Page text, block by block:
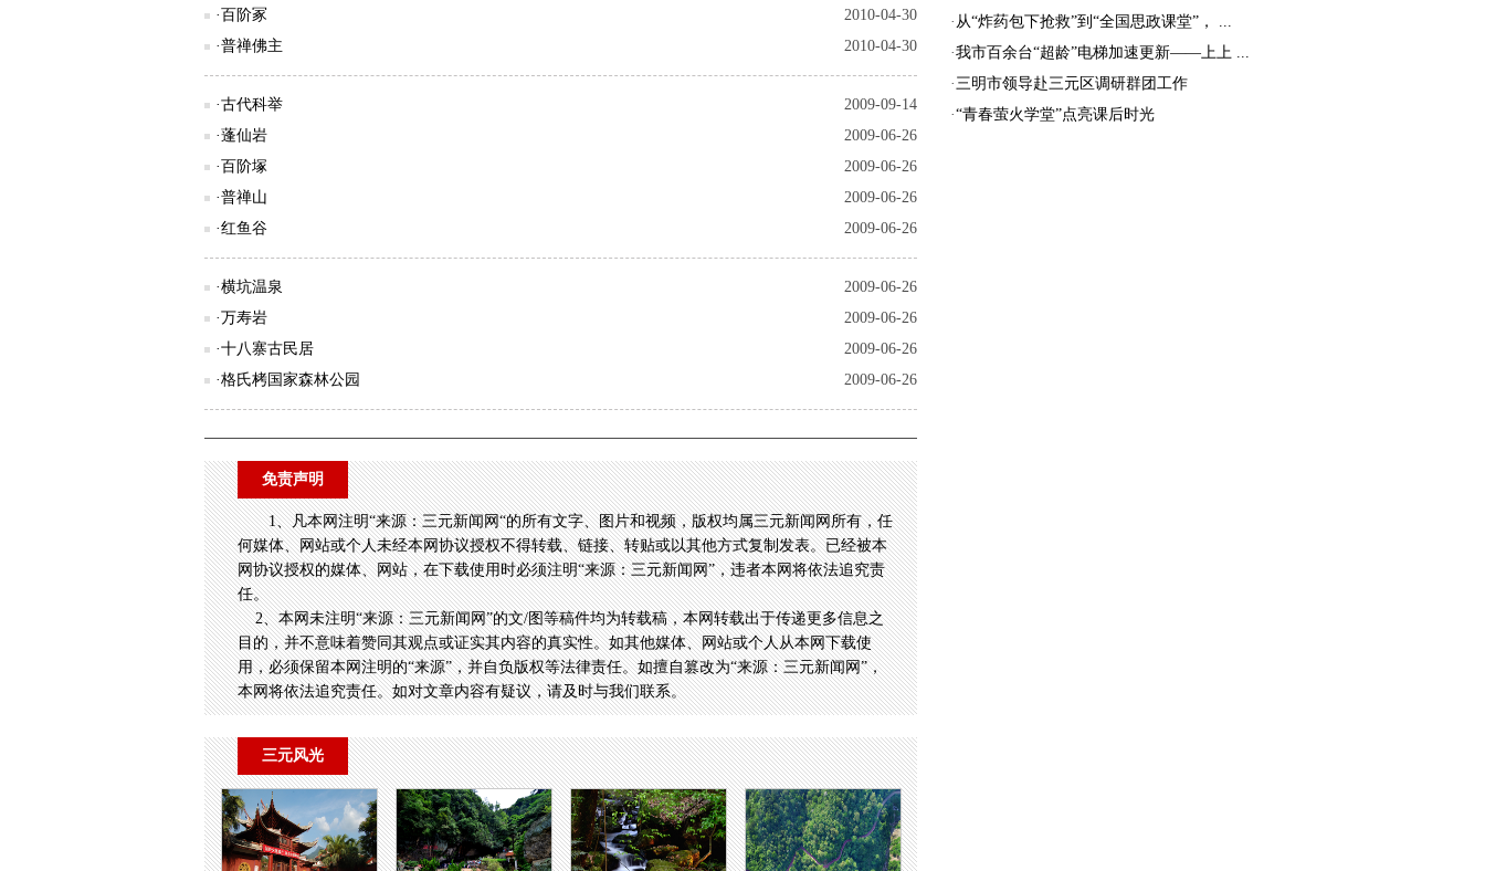
2010-04-30
·百阶冢
2010-04-30
·普禅佛主
2009-09-14
·古代科举
2009-06-26
·蓬仙岩
2009-06-26
·百阶塚
2009-06-26
·普禅山
2009-06-26
·红鱼谷
2009-06-26
·横坑温泉
2009-06-26
·万寿岩
2009-06-26
·十八寨古民居
2009-06-26
·格氏栲国家森林公园
免责声明
1、凡本网注明“来源：三元新闻网“的所有文字、图片和视频，版权均属三元新闻网所有，任
何媒体、网站或个人未经本网协议授权不得转载、链接、转贴或以其他方式复制发表。已经被本
网协议授权的媒体、网站，在下载使用时必须注明“来源：三元新闻网”，违者本网将依法追究责
任。
2、本网未注明“来源：三元新闻网”的文/图等稿件均为转载稿，本网转载出于传递更多信息之
目的，并不意味着赞同其观点或证实其内容的真实性。如其他媒体、网站或个人从本网下载使
用，必须保留本网注明的“来源”，并自负版权等法律责任。如擅自篡改为“来源：三元新闻网”，
本网将依法追究责任。如对文章内容有疑议，请及时与我们联系。
三元风光
· 从“炸药包下抢救”到“全国思政课堂”， ...
·我市百余台“超龄”电梯加速更新——上上 ...
·三明市领导赴三元区调研群团工作
·“青春萤火学堂”点亮课后时光